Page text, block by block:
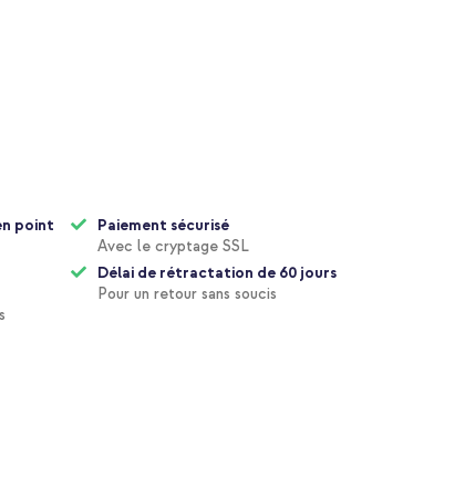
point
Paiement sécurisé
Avec le cryptage SSL
Délai de rétractation de 60 jours
Pour un retour sans soucis